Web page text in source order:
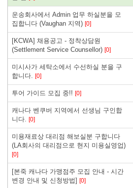
운송회사에서 Admin 업무 하실분을 모
집합니다 (Vaughan 지역) [0]
[KCWA] 채용공고 - 정착상담원
(Settlement Service Counsellor) [0]
미시사가 세탁소에서 수선하실 분을 구
합니다. [0]
투어 가이드 모집 중!! [0]
캐나다 벤쿠버 지역에서 선생님 구인합
니다. [0]
미용재료상 대리점 해보실분 구합니다
(LA회사의 대리점으로 현지 미용실영업)
[0]
[본죽 캐나다 가맹점주 모집 안내 - 시간
변경 안내 및 신청방법] [0]